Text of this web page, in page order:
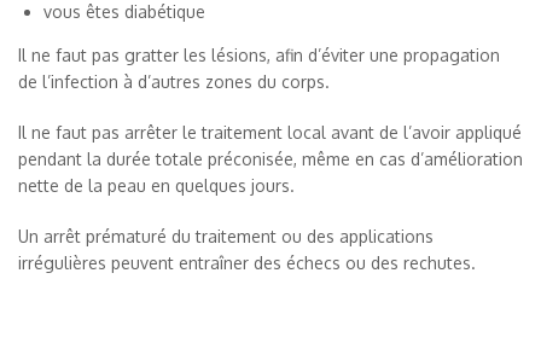
vous êtes diabétique
Il ne faut pas gratter les lésions, afin d’éviter une propagation
de l’infection à d’autres zones du corps.
Il ne faut pas arrêter le traitement local avant de l’avoir appliqué
pendant la durée totale préconisée, même en cas d’amélioration
nette de la peau en quelques jours.
Un arrêt prématuré du traitement ou des applications
irrégulières peuvent entraîner des échecs ou des rechutes.